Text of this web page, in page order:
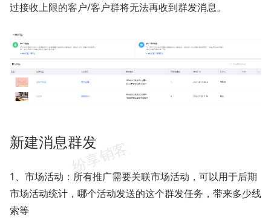
过接收上限的客户/客户群将无法再收到群发消息。
新建消息群发
1、市场活动：所有推广需要关联市场活动，可以用于后期
市场活动统计，哪个活动发送的这个群发任务，带来多少线
索等